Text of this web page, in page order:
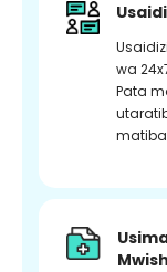
wa
Pata